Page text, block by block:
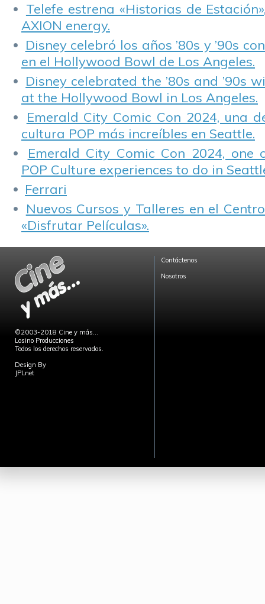
Telefe estrena «Historias de
AXION energy.
Disney celebró los años ’80s y ’90s
en el Hollywood Bowl de Los Angeles.
Disney celebrated the ’80s and ’90s
at the Hollywood Bowl in Los Angeles.
Emerald City Comic Con 2024, una
cultura POP más increíbles en Seattle.
Emerald City Comic Con 2024,
POP Culture experiences to do in
Ferrari
Nuevos Cursos y Talleres en el
«Disfrutar Películas».
©2003-2018 Cine y más...
Losino Producciones
Todos los derechos reservados.
Design By
JPLnet
Contáctenos
Nosotros